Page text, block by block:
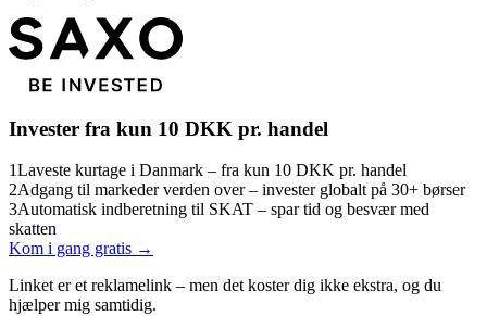
Invester fra kun 10 DKK pr. handel
1Laveste kurtage i Danmark – fra kun 10 DKK pr. handel
2Adgang til markeder verden over – invester globalt på 30+ børser
3Automatisk indberetning til SKAT – spar tid og besvær med
skatten
Kom i gang gratis →
Linket er et reklamelink – men det koster dig ikke ekstra, og du
hjælper mig samtidig.